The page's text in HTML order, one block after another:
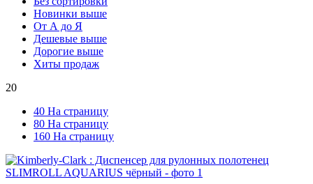
Новинки выше
От А до Я
Дешевые выше
Дорогие выше
Хиты продаж
20
40 На страницу
80 На страницу
160 На страницу